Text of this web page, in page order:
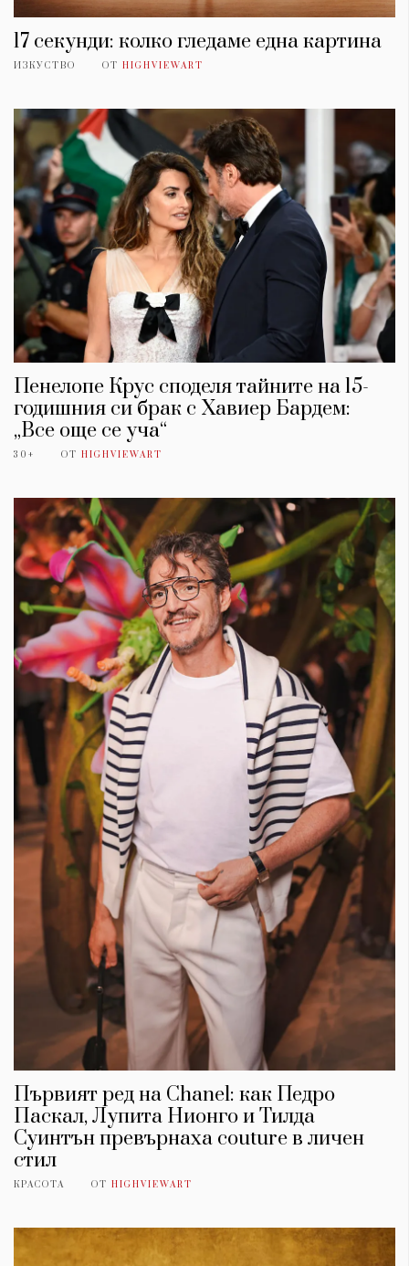
17 секунди: колко гледаме една картина
ИЗКУСТВО ОТ HIGHVIEWART
Пенелопе Крус споделя тайните на 15-
годишния си брак с Хавиер Бардем:
„Все още се уча“
30+ ОТ HIGHVIEWART
Първият ред на Chanel: как Педро
Паскал, Лупита Нионго и Тилда
Суинтън превърнаха couture в личен
стил
КРАСОТА ОТ HIGHVIEWART